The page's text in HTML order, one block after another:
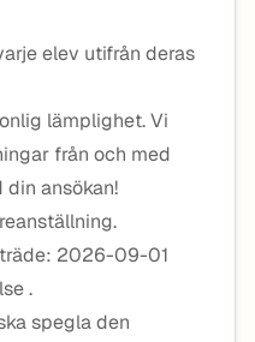
elev utifrån deras
lämplighet. Vi
från och med
din ansökan!
2026-09-01
.
spegla den